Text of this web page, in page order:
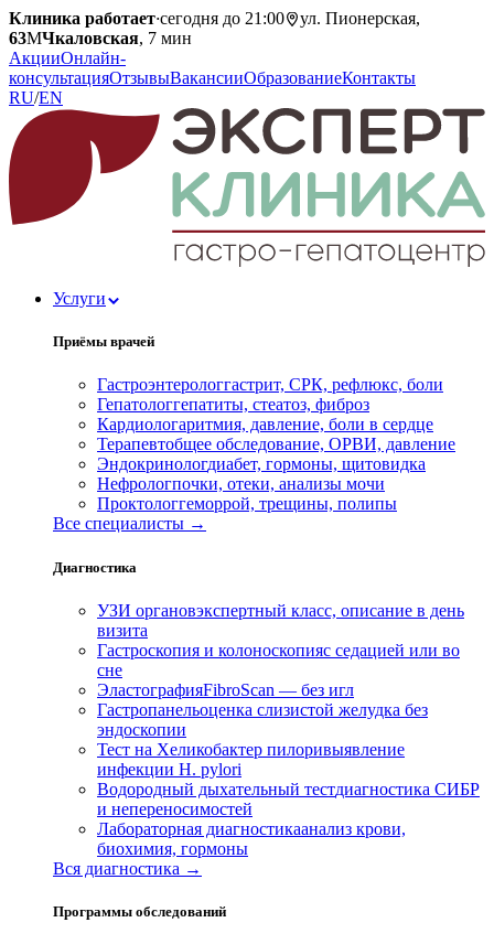
Клиника работает·сегодня до 21:00
ул. Пионерская,
63МЧкаловская, 7 мин
АкцииОнлайн-
консультацияОтзывыВакансииОбразованиеКонтакты
RU/EN
Услуги
Приёмы врачей
Гастроэнтерологгастрит, СРК, рефлюкс, боли
Гепатологгепатиты, стеатоз, фиброз
Кардиологаритмия, давление, боли в сердце
Терапевтобщее обследование, ОРВИ, давление
Эндокринологдиабет, гормоны, щитовидка
Нефрологпочки, отеки, анализы мочи
Проктологгеморрой, трещины, полипы
Все специалисты →
Диагностика
УЗИ органовэкспертный класс, описание в день
визита
Гастроскопия и колоноскопияс седацией или во
сне
ЭластографияFibroScan — без игл
Гастропанельоценка слизистой желудка без
эндоскопии
Тест на Хеликобактер пилоривыявление
инфекции H. pylori
Водородный дыхательный тестдиагностика СИБР
и непереносимостей
Лабораторная диагностикаанализ крови,
биохимия, гормоны
Вся диагностика →
Программы обследований